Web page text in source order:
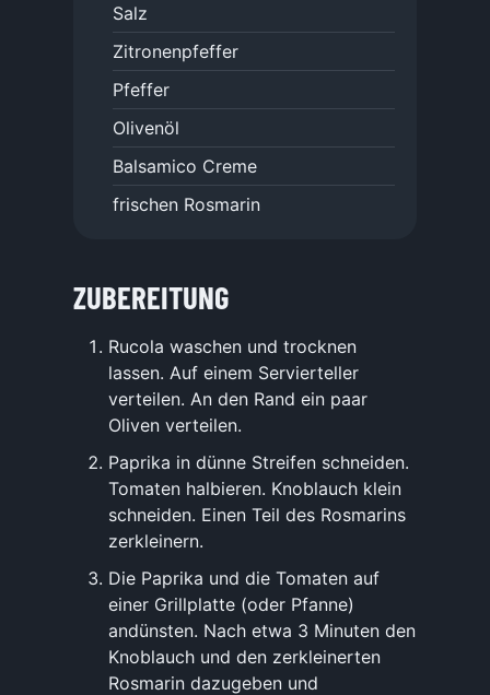
Salz
Zitronenpfeffer
Pfeffer
Olivenöl
Balsamico Creme
frischen Rosmarin
ZUBEREITUNG
Rucola waschen und trocknen
lassen. Auf einem Servierteller
verteilen. An den Rand ein paar
Oliven verteilen.
Paprika in dünne Streifen schneiden.
Tomaten halbieren. Knoblauch klein
schneiden. Einen Teil des Rosmarins
zerkleinern.
Die Paprika und die Tomaten auf
einer Grillplatte (oder Pfanne)
andünsten. Nach etwa 3 Minuten den
Knoblauch und den zerkleinerten
Rosmarin dazugeben und